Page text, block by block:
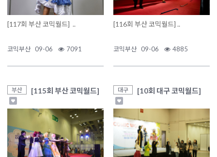
[117회 부산 코믹월드] ..
코믹부산 09-06 7091
[116회 부산 코믹월드] ..
코믹부산 09-06 4885
부산 [115회 부산 코믹월드] 대구 [10회 대구 코믹월드]